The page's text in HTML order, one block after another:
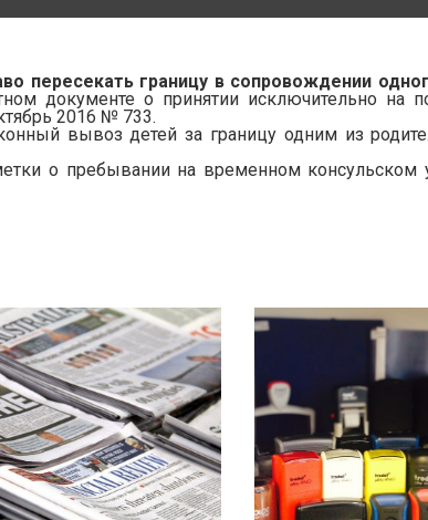
пересекать границу в сопровождении
документе о принятии исключительно на
2016 № 733.
вывоз детей за границу одним из
о пребывании на временном